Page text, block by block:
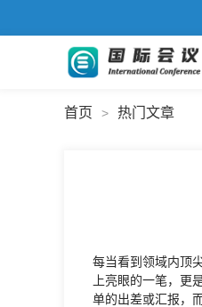
首页 > 热门文章
每当看到领域内顶
上亮眼的一笔，更
单的出差或汇报，